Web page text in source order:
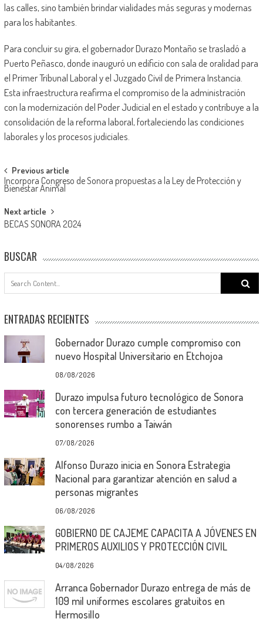
las calles, sino también brindar vialidades más seguras y modernas
para los habitantes.
Para concluir su gira, el gobernador Durazo Montaño se trasladó a
Puerto Peñasco, donde inauguró un edificio con sala de oralidad para
el Primer Tribunal Laboral y el Juzgado Civil de Primera Instancia.
Esta infraestructura reafirma el compromiso de la administración
con la modernización del Poder Judicial en el estado y contribuye a la
consolidación de la reforma laboral, fortaleciendo las condiciones
laborales y los procesos judiciales.
Post
navigation
Previous article
Incorpora Congreso de Sonora propuestas a la Ley de Protección y
Bienestar Animal
Next article
BECAS SONORA 2024
BUSCAR
Search
for:
ENTRADAS RECIENTES
Gobernador Durazo cumple compromiso con
nuevo Hospital Universitario en Etchojoa
08/08/2026
Durazo impulsa futuro tecnológico de Sonora
con tercera generación de estudiantes
sonorenses rumbo a Taiwán
07/08/2026
Alfonso Durazo inicia en Sonora Estrategia
Nacional para garantizar atención en salud a
personas migrantes
06/08/2026
GOBIERNO DE CAJEME CAPACITA A JÓVENES EN
PRIMEROS AUXILIOS Y PROTECCIÓN CIVIL
04/08/2026
Arranca Gobernador Durazo entrega de más de
109 mil uniformes escolares gratuitos en
Hermosillo